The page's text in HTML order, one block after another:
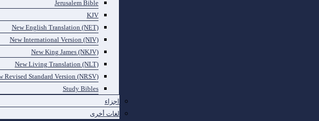
Jerusalem Bible
KJV
New English Translation (NET)
New International Version (NIV)
New King James (NKJV)
New Living Translation (NLT)
Revised Standard Version (NRSV)
Study Bibles
اجزاء
لغات أخرى